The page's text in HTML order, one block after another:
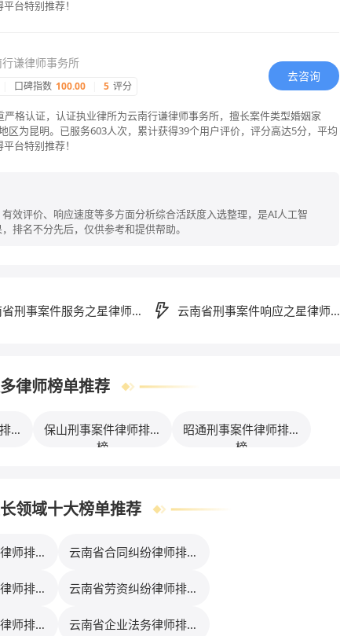
台特别推荐！
行谦律师事务所
口碑指数 100.00 5 评分
去咨询
格认证，认证执业律所为云南行谦律师事务所，擅长案件类型婚姻家
区为昆明。已服务603人次，累计获得39个用户评价，评分高达5分，平均
台特别推荐！
效评价、响应速度等多方面分析综合活跃度入选整理，是AI人工智
排名不分先后，仅供参考和提供帮助。
刑事案件服务之星律师排
云南省刑事案件响应之星律师排
律师榜单推荐
行
保山刑事案件律师排行
榜
昭通刑事案件律师排行
榜
领域十大榜单推荐
师排行
云南省合同纠纷律师排行
师排行
云南省劳资纠纷律师排行
师排行
云南省企业法务律师排行